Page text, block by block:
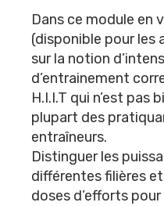
Dans ce module en
(disponible pour les
sur la notion
d’entrainement
H.I.I.T qui n’est pas
plupart des
entraîneurs.
Distinguer les
différentes filières
doses d’efforts